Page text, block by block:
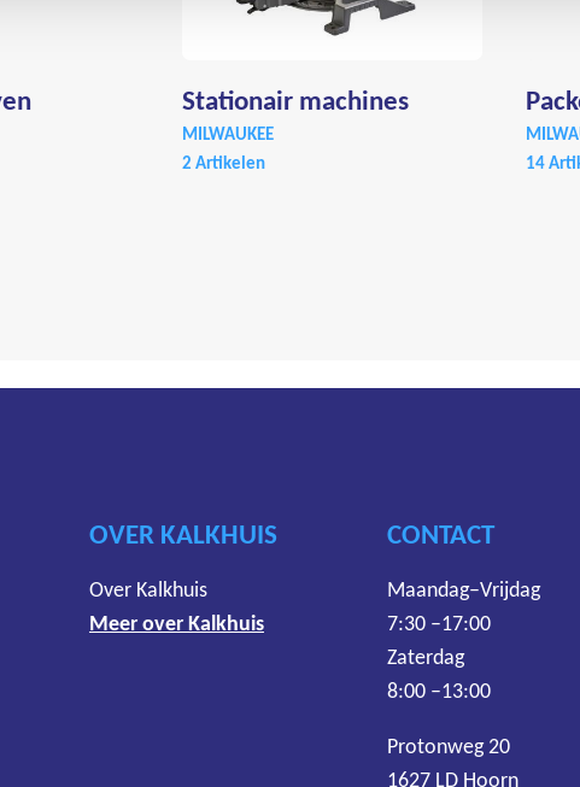
Stationair machines
MILWAUKEE
2 Artikelen
14
OVER KALKHUIS
Over Kalkhuis
Meer over Kalkhuis
CONTACT
Maandag–Vrijdag
7:30 –17:00
Zaterdag
8:00 –13:00
Protonweg 20
1627 LD Hoorn